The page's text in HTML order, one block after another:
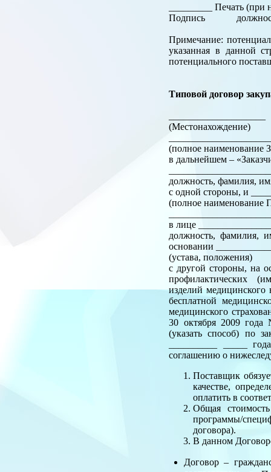
_________ Печать
Подпись должность,
Примечание:
указанная в данной
потенциального
Типовой договор
(Местонахождение)
(полное наименование
в дальнейшем –
должность, фамилия,
с одной стороны, и
(полное наименование
в лице
должность, фамилия,
основании
(устава, положения)
с другой стороны, на
профилактических
изделий медицинского
бесплатной
медицинского
30 октября 2009 года
(указать способ) по
__________ _____
соглашению о
Поставщик
качестве,
оплатить в
Общая
программы/
договора).
В данном
Договор –